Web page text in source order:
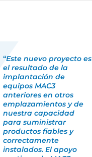
“Este nuevo proyecto es
el resultado de la
implantación de
equipos MAC3
anteriores en otros
emplazamientos y de
nuestra capacidad
para suministrar
productos fiables y
correctamente
instalados. El apoyo